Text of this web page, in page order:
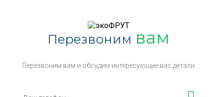
Перезвоним вам
Перезвоним вам и обсудим интересующие вас детали